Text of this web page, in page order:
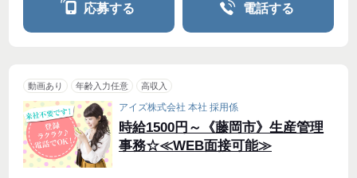
応募する 電話する
動画あり 年齢入力任意 高収入
アイズ株式会社 本社 採用係
時給1500円～《藤岡市》生産管理
事務☆≪WEB面接可能≫